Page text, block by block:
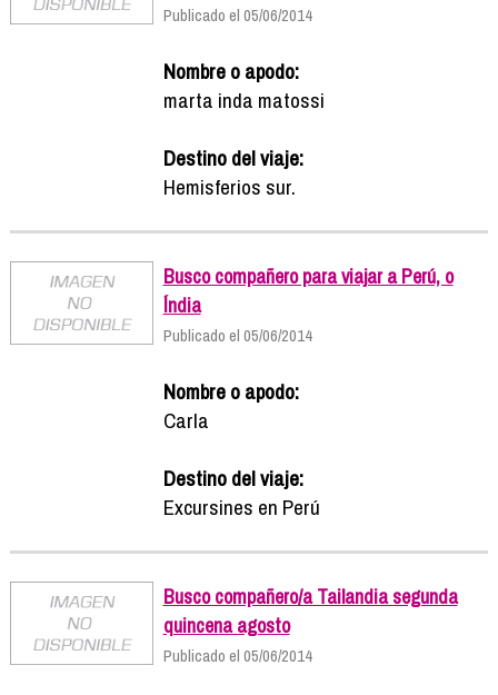
Publicado el 05/06/2014
Nombre o apodo:
marta inda matossi
Destino del viaje:
Hemisferios sur.
Busco compañero para viajar a Perú, o
Índia
Publicado el 05/06/2014
Nombre o apodo:
Carla
Destino del viaje:
Excursines en Perú
Busco compañero/a Tailandia segunda
quincena agosto
Publicado el 05/06/2014